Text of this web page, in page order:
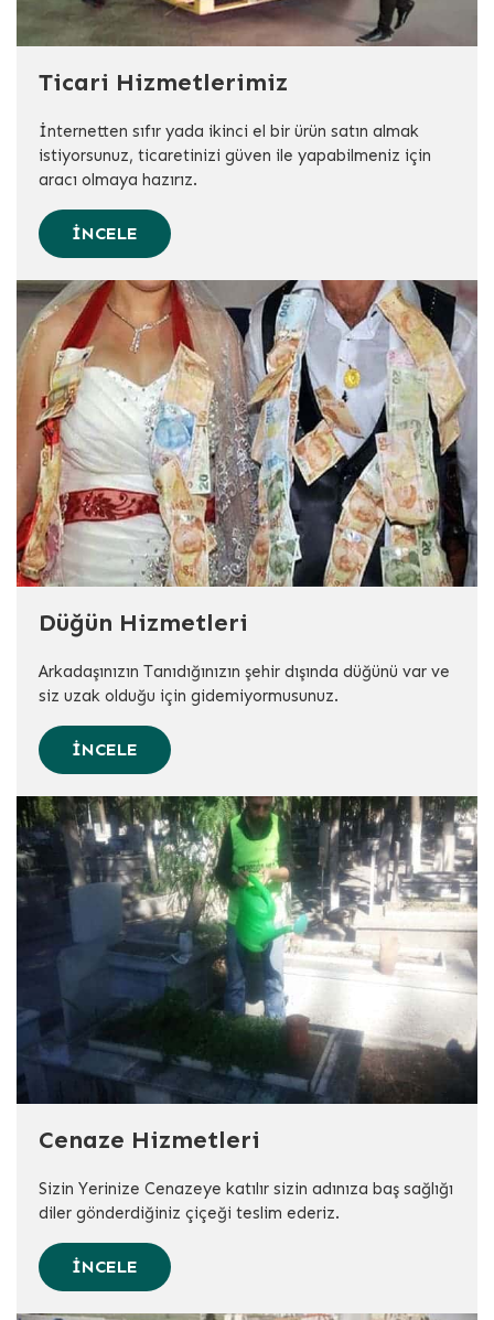
Ticari Hizmetlerimiz
İnternetten sıfır yada ikinci el bir ürün satın almak
istiyorsunuz, ticaretinizi güven ile yapabilmeniz için
aracı olmaya hazırız.
İNCELE
Düğün Hizmetleri
Arkadaşınızın Tanıdığınızın şehir dışında düğünü var ve
siz uzak olduğu için gidemiyormusunuz.
İNCELE
Cenaze Hizmetleri
Sizin Yerinize Cenazeye katılır sizin adınıza baş sağlığı
diler gönderdiğiniz çiçeği teslim ederiz.
İNCELE